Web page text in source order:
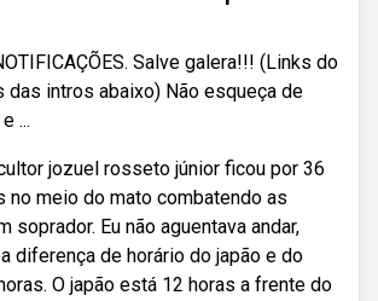
Salve galera!!! (Links do
das intros abaixo) Não esqueça de
...
jozuel rosseto júnior ficou por 36
no meio do mato combatendo as
soprador. Eu não aguentava andar,
diferença de horário do japão e do
O japão está 12 horas a frente do